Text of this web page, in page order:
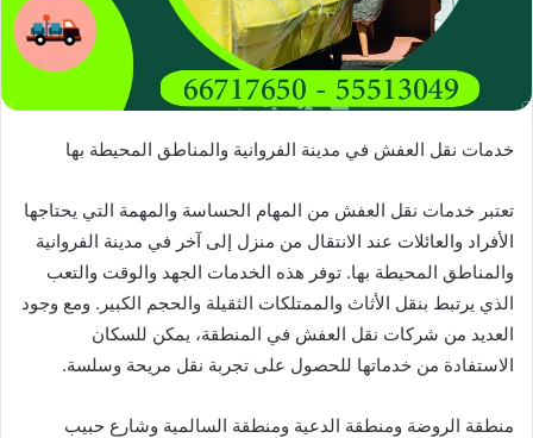
خدمات نقل العفش في مدينة الفروانية والمناطق المحيطة بها
تعتبر خدمات نقل العفش من المهام الحساسة والمهمة التي يحتاجها
الأفراد والعائلات عند الانتقال من منزل إلى آخر في مدينة الفروانية
والمناطق المحيطة بها. توفر هذه الخدمات الجهد والوقت والتعب
الذي يرتبط بنقل الأثاث والممتلكات الثقيلة والحجم الكبير. ومع وجود
العديد من شركات نقل العفش في المنطقة، يمكن للسكان
الاستفادة من خدماتها للحصول على تجربة نقل مريحة وسلسة.
منطقة الروضة ومنطقة الدعية ومنطقة السالمية وشارع حبيب